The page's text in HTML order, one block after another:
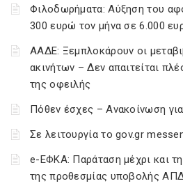
Φιλοδωρήματα: Αύξηση του
300 ευρώ τον μήνα σε 6.000
ΑΑΔΕ: Ξεμπλοκάρουν οι
ακινήτων – Δεν απαιτείται
της οφειλής
Πόθεν έσχες – Ανακοίνωση
Σε λειτουργία το gov.gr
e-ΕΦΚΑ: Παράταση μέχρι και
της προθεσμίας υποβολής